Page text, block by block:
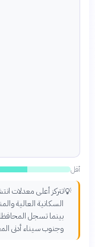
أقل
💡تتركز أعلى معدلات
السكانية العالية
بينما تسجل
وجنوب سيناء أدنى